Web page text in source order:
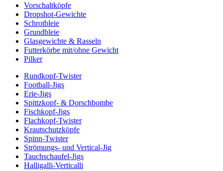
Vorschaltköpfe
Dropshot-Gewichte
Schrotbleie
Grundbleie
Glasgewichte & Rasseln
Futterkörbe mit/ohne Gewicht
Pilker
Rundkopf-Twister
Football-Jigs
Erie-Jigs
Spittzkopf- & Dorschbombe
Fischkopf-Jigs
Flachkopf-Twister
Krautschutzköpfe
Spinn-Twister
Strömungs- und Vertical-Jig
Tauchschaufel-Jigs
Halligalli-Verticalli